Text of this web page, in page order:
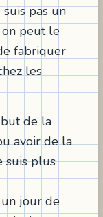
pas un
on peut le
fabriquer
les
de la
avoir de la
suis plus
jour de